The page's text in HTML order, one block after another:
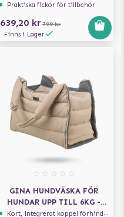
Praktiska fickor för tillbehör
639,20 kr 799 kr
Finns i Lager
GINA HUNDVÄSKA FÖR
HUNDAR UPP TILL 6KG -
BLUSH
Kort, integrerat koppel förhindrar att hunden hoppar ur